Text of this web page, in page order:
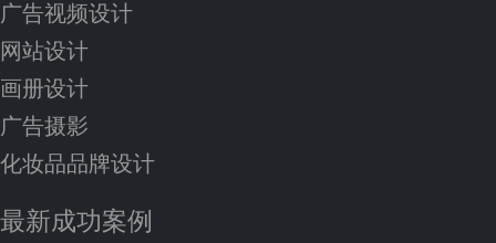
广告视频设计
网站设计
画册设计
广告摄影
化妆品品牌设计
最新成功案例